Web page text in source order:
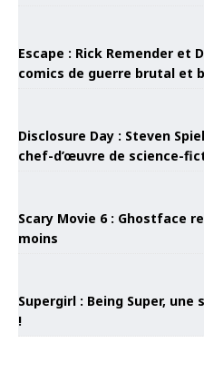
Escape : Rick Remender et
comics de guerre brutal et
Disclosure Day : Steven
chef-d’œuvre de science-
Scary Movie 6 : Ghostface
moins
Supergirl : Being Super,
!